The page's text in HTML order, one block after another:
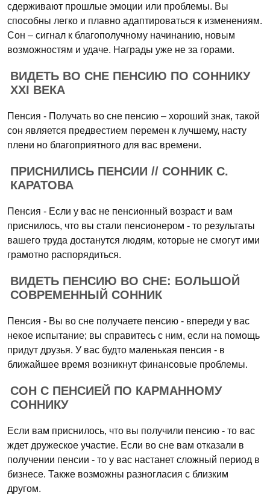
сдерживают прошлые эмоции или проблемы. Вы
способны легко и плавно адаптироваться к изменениям.
Сон – сигнал к благополучному начинанию, новым
возможностям и удаче. Награды уже не за горами.
ВИДЕТЬ ВО СНЕ ПЕНСИЮ ПО СОННИКУ
XXI ВЕКА
Пенсия - Получать во сне пенсию – хороший знак, такой
сон является предвестием перемен к лучшему, насту
плени но благоприятного для вас времени.
ПРИСНИЛИСЬ ПЕНСИИ // СОННИК С.
КАРАТОВА
Пенсия - Если у вас не пенсионный возраст и вам
приснилось, что вы стали пенсионером - то результаты
вашего труда достанутся людям, которые не смогут ими
грамотно распорядиться.
ВИДЕТЬ ПЕНСИЮ ВО СНЕ: БОЛЬШОЙ
СОВРЕМЕННЫЙ СОННИК
Пенсия - Вы во сне получаете пенсию - впереди у вас
некое испытание; вы справитесь с ним, если на помощь
придут друзья. У вас будто маленькая пенсия - в
ближайшее время возникнут финансовые проблемы.
СОН С ПЕНСИЕЙ ПО КАРМАННОМУ
СОННИКУ
Если вам приснилось, что вы получили пенсию - то вас
ждет дружеское участие. Если во сне вам отказали в
получении пенсии - то у вас настанет сложный период в
бизнесе. Также возможны разногласия с близким
другом.